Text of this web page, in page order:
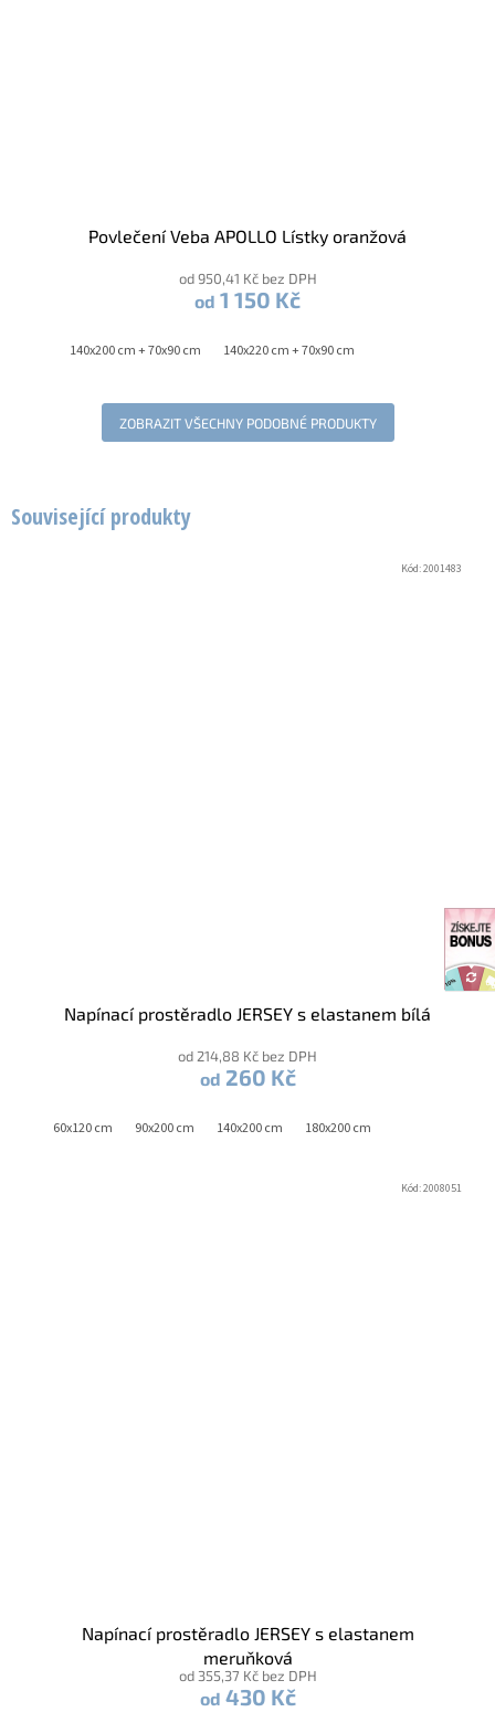
Související produkty
Napínací prostěradlo JERSEY s elastanem bílá
od 214,88 Kč bez DPH
od 260 Kč
60x120 cm 90x200 cm 140x200 cm 180x200 cm
Kód:2001483
Napínací prostěradlo JERSEY s elastanem
meruňková
od 355,37 Kč bez DPH
od 430 Kč
Kód:2008051
Povlečení Veba APOLLO Lístky oranžová
od 950,41 Kč bez DPH
od 1 150 Kč
140x200 cm + 70x90 cm 140x220 cm + 70x90 cm
ZOBRAZIT VŠECHNY PODOBNÉ PRODUKTY